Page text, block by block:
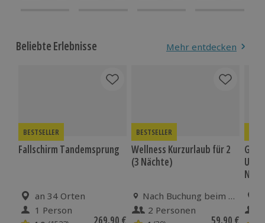
Beliebte Erlebnisse Mehr entdecken
BESTSELLER
Fallschirm Tandemsprung
Standort
an 34 Orten
Anzahl der Teilnehmer
1 Person
Aktueller Preis
269,90 €
BESTSELLER
Wellness Kurzurlaub für 2
(3 Nächte)
Standort
Nach Buchung beim Erlebnispartner
Anzahl der Teilnehmer
2 Personen
Aktueller
59,90 €